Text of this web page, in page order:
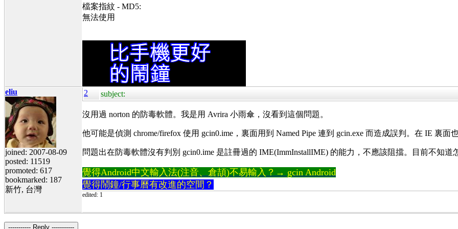
檔案指紋 - MD5:
無法使用
eliu
joined: 2007-08-09
posted: 11519
promoted: 617
bookmarked: 187
新竹, 台灣
2 subject:
沒用過 norton 的防毒軟體。我是用 Avrira 小雨傘，沒看到這個問題。
他可能是偵測 chrome/firefox 使用 gcin0.ime，裏面用到 Named Pipe 連到 gcin.exe 而造成誤判。在 IE 裏
問題出在防毒軟體沒有判別 gcin0.ime 是註冊過的 IME(ImmInstallIME) 的能力，不應該阻擋。目前不知
覺得Android中文輸入法(注音、倉頡)不易輸入？→ gcin Android
覺得鬧鐘/行事曆有改進的空間？
edited: 1
----------- Reply -----------